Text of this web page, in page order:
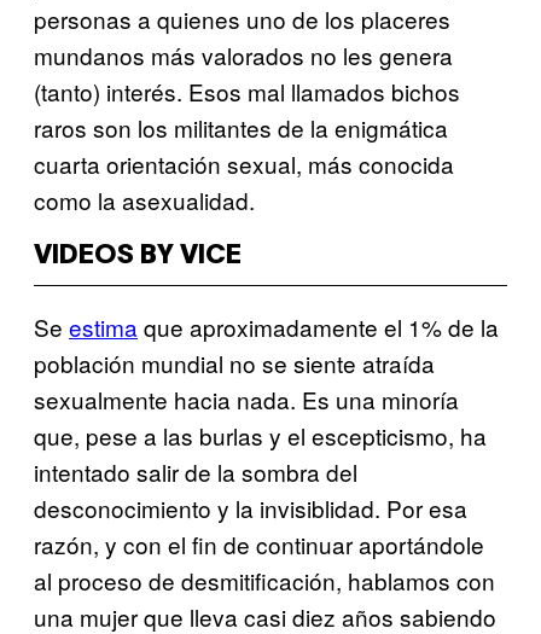
personas a quienes uno de los placeres
mundanos más valorados no les genera
(tanto) interés. Esos mal llamados bichos
raros son los militantes de la enigmática
cuarta orientación sexual, más conocida
como la asexualidad.
VIDEOS BY VICE
Se estima que aproximadamente el 1% de la
población mundial no se siente atraída
sexualmente hacia nada. Es una minoría
que, pese a las burlas y el escepticismo, ha
intentado salir de la sombra del
desconocimiento y la invisiblidad. Por esa
razón, y con el fin de continuar aportándole
al proceso de desmitificación, hablamos con
una mujer que lleva casi diez años sabiendo